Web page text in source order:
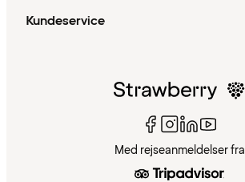
Kundeservice
Med rejseanmeldelser fra